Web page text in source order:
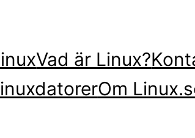
Vad är Linux?
Om